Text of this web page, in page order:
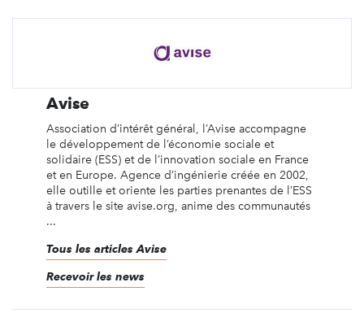
Avise
Association d’intérêt général, l’Avise accompagne
le développement de l’économie sociale et
solidaire (ESS) et de l’innovation sociale en France
et en Europe. Agence d’ingénierie créée en 2002,
elle outille et oriente les parties prenantes de l’ESS
à travers le site avise.org, anime des communautés
...
Tous les articles Avise
Recevoir les news